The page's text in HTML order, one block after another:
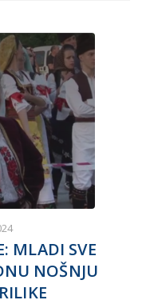
MLADI SVE
NOŠNJU